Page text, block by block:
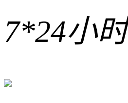
7*24小